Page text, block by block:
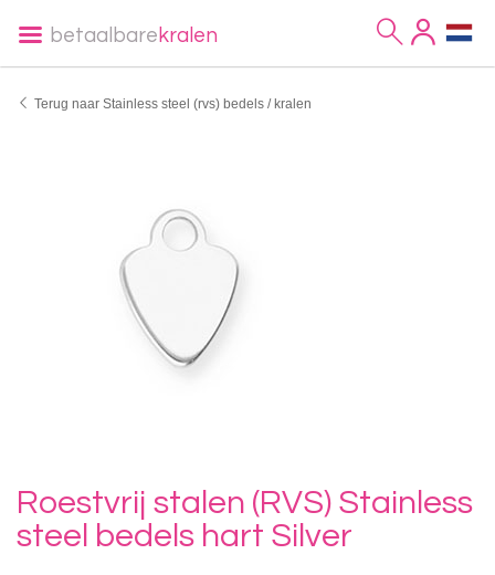
betaalbare kralen
Terug naar Stainless steel (rvs) bedels / kralen
Roestvrij stalen (RVS) Stainless
steel bedels hart Silver